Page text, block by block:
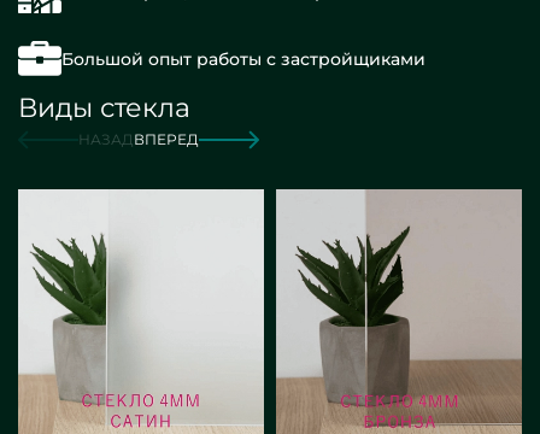
Большой опыт работы с застройщиками
Виды стекла
НАЗАДВПЕРЕД